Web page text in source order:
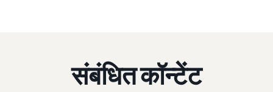
संबंधित कॉन्टेंट